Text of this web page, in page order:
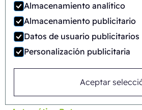
Almacenamiento analítico
Almacenamiento publicitario
Datos de usuario publicitarios
Personalización publicitaria
Aceptar
FAB8-1418-3-CS